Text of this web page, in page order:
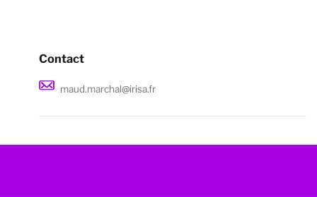
Contact
maud.marchal@irisa.fr